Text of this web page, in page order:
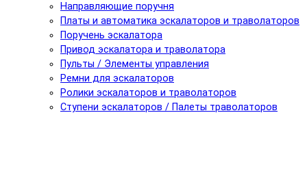
Направляющие поручня
Платы и автоматика эскалаторов и траволаторов
Поручень эскалатора
Привод эскалатора и траволатора
Пульты / Элементы управления
Ремни для эскалаторов
Ролики эскалаторов и траволаторов
Ступени эскалаторов / Палеты траволаторов